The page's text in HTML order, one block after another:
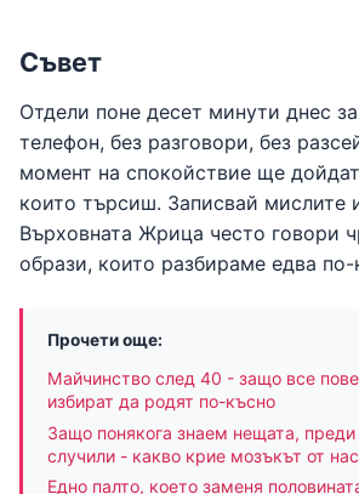
Съвет
Отдели поне десет минути днес
телефон, без разговори, без
момент на спокойствие ще
които търсиш. Записвай мислите
Върховната Жрица често говори
образи, които разбираме едва по-
Прочети още:
Майчинство след 40 - защо все
избират да родят по-късно
Защо понякога знаем нещата, преди
случили - какво крие мозъкът от нас
Едно палто, което заменя